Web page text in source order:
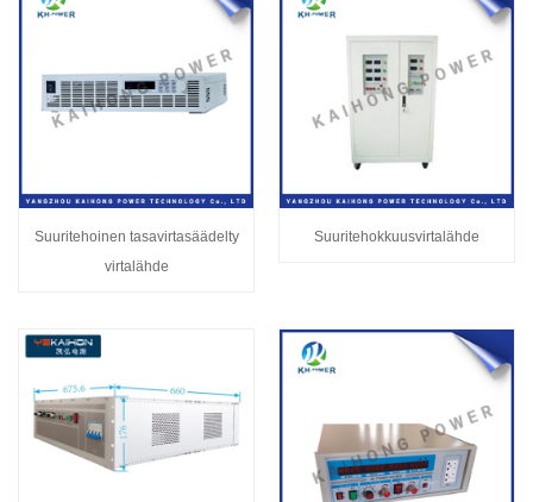
Suuritehoinen tasavirtasäädelty
virtalähde
Suuritehokkuusvirtalähde